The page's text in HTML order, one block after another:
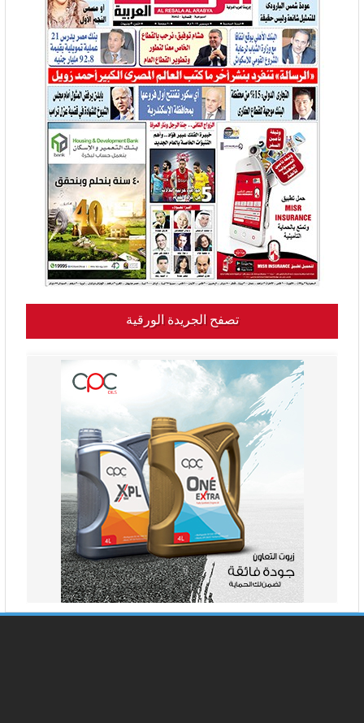
تصفح الجريدة الورقية